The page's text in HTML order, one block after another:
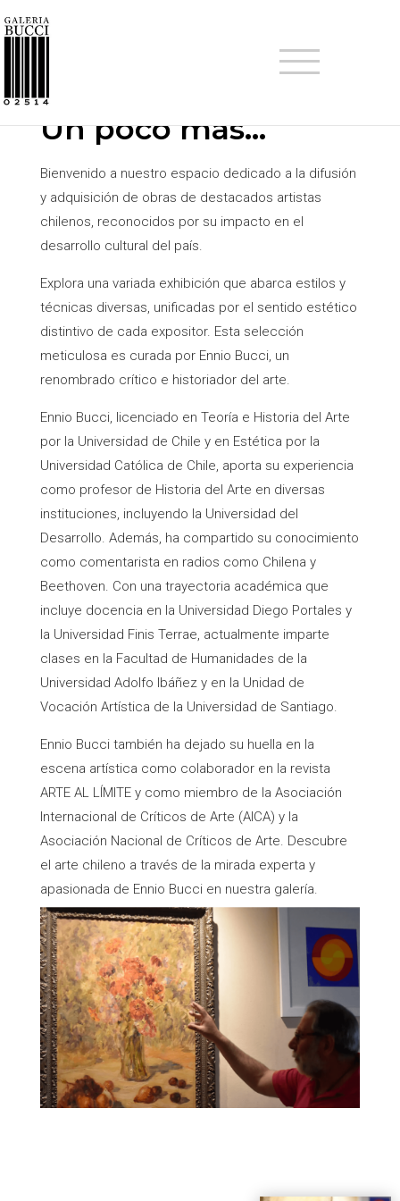
CONOCENOS
Un poco más…
Bienvenido a nuestro espacio dedicado a la difusión
y adquisición de obras de destacados artistas
chilenos, reconocidos por su impacto en el
desarrollo cultural del país.
Explora una variada exhibición que abarca estilos y
técnicas diversas, unificadas por el sentido estético
distintivo de cada expositor. Esta selección
meticulosa es curada por Ennio Bucci, un
renombrado crítico e historiador del arte.
Ennio Bucci, licenciado en Teoría e Historia del Arte
por la Universidad de Chile y en Estética por la
Universidad Católica de Chile, aporta su experiencia
como profesor de Historia del Arte en diversas
instituciones, incluyendo la Universidad del
Desarrollo. Además, ha compartido su conocimiento
como comentarista en radios como Chilena y
Beethoven. Con una trayectoria académica que
incluye docencia en la Universidad Diego Portales y
la Universidad Finis Terrae, actualmente imparte
clases en la Facultad de Humanidades de la
Universidad Adolfo Ibáñez y en la Unidad de
Vocación Artística de la Universidad de Santiago.
Ennio Bucci también ha dejado su huella en la
escena artística como colaborador en la revista
ARTE AL LÍMITE y como miembro de la Asociación
Internacional de Críticos de Arte (AICA) y la
Asociación Nacional de Críticos de Arte. Descubre
el arte chileno a través de la mirada experta y
apasionada de Ennio Bucci en nuestra galería.